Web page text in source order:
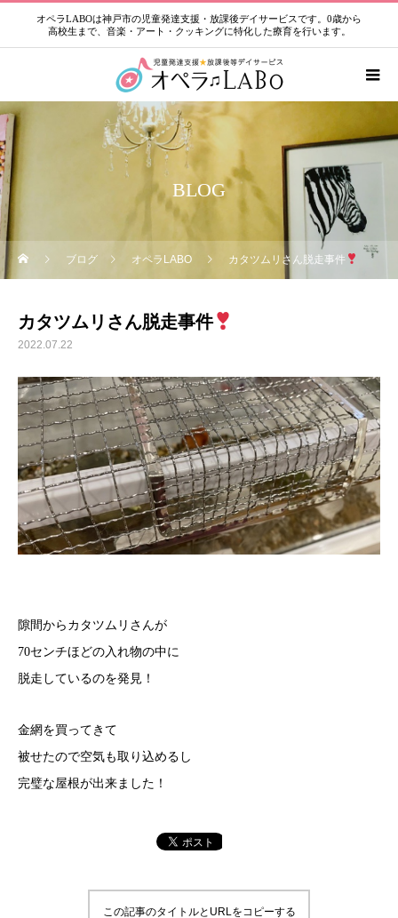
オペラLABOは神戸市の児童発達支援・放課後デイサービスです。0歳から
高校生まで、音楽・アート・クッキングに特化した療育を行います。
BLOG
ブログ オペラLABO カタツムリさん脱走事件
カタツムリさん脱走事件
2022.07.22
隙間からカタツムリさんが
70センチほどの入れ物の中に
脱走しているのを発見！
金網を買ってきて
被せたので空気も取り込めるし
完璧な屋根が出来ました！
この記事のタイトルとURLをコピーする